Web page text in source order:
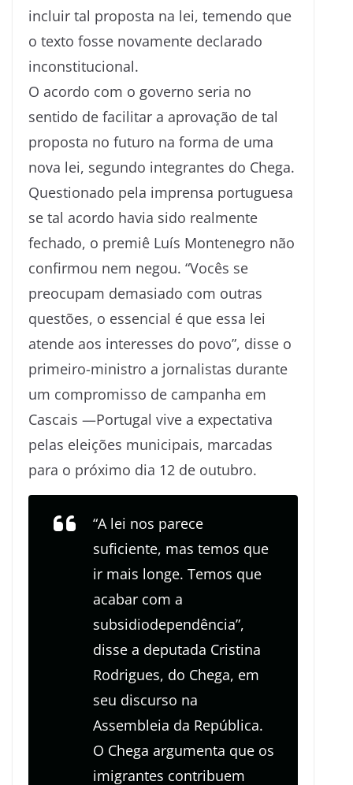
incluir tal proposta na lei, temendo que
o texto fosse novamente declarado
inconstitucional.
O acordo com o governo seria no
sentido de facilitar a aprovação de tal
proposta no futuro na forma de uma
nova lei, segundo integrantes do Chega.
Questionado pela imprensa portuguesa
se tal acordo havia sido realmente
fechado, o premiê Luís Montenegro não
confirmou nem negou. “Vocês se
preocupam demasiado com outras
questões, o essencial é que essa lei
atende aos interesses do povo”, disse o
primeiro-ministro a jornalistas durante
um compromisso de campanha em
Cascais —Portugal vive a expectativa
pelas eleições municipais, marcadas
para o próximo dia 12 de outubro.
“A lei nos parece
suficiente, mas temos que
ir mais longe. Temos que
acabar com a
subsidiodependência”,
disse a deputada Cristina
Rodrigues, do Chega, em
seu discurso na
Assembleia da República.
O Chega argumenta que os
imigrantes contribuem